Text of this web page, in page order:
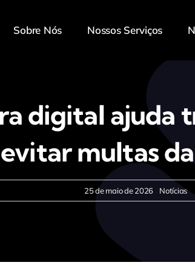
Sobre Nós Nossos Serviços
digital ajuda
evitar multas
25 de maio de 2026 Notícias